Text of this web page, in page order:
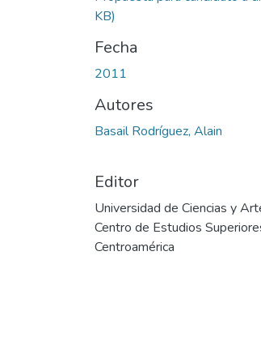
KB)
Fecha
2011
Autores
Basail Rodríguez, Alain
Editor
Universidad de Ciencias y
Centro de Estudios
Centroamérica